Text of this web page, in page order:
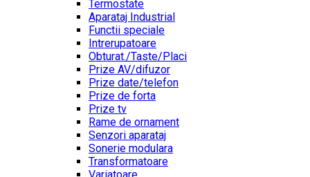
Termostate
Aparataj Industrial
Functii speciale
Intrerupatoare
Obturat./Taste/Placi
Prize AV/difuzor
Prize date/telefon
Prize de forta
Prize tv
Rame de ornament
Senzori aparataj
Sonerie modulara
Transformatoare